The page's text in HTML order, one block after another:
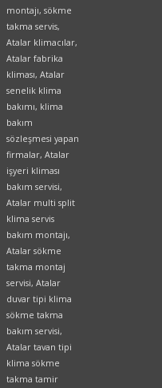
montajı, sökme
takma servis,
Atalar klimacılar,
Atalar fabrika
kliması, Atalar
senelik klima
bakımı, klima
bakım
sözleşmesi yapan
firmalar, Atalar
işyeri kliması
bakım servisi,
Atalar multi split
klima servis
bakım montajı,
Atalar sökme
takma montaj
servisi, Atalar
duvar tipi klima
sökme takma
bakım servisi,
Atalar tavan tipi
klima sökme
takma tamir